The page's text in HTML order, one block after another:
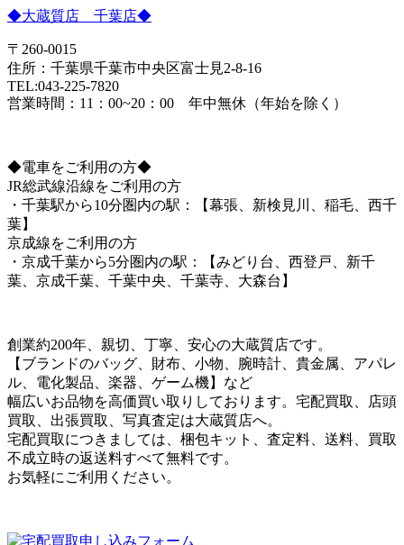
◆大蔵質店 千葉店◆
〒260-0015
住所：千葉県千葉市中央区富士見2-8-16
TEL:043-225-7820
営業時間：11：00~20：00 年中無休（年始を除く）
◆電車をご利用の方◆
JR総武線沿線をご利用の方
・千葉駅から10分圏内の駅：【幕張、新検見川、稲毛、西千
葉】
京成線をご利用の方
・京成千葉から5分圏内の駅：【みどり台、西登戸、新千
葉、京成千葉、千葉中央、千葉寺、大森台】
創業約200年、親切、丁寧、安心の大蔵質店です。
【ブランドのバッグ、財布、小物、腕時計、貴金属、アパレ
ル、電化製品、楽器、ゲーム機】など
幅広いお品物を高価買い取りしております。宅配買取、店頭
買取、出張買取、写真査定は大蔵質店へ。
宅配買取につきましては、梱包キット、査定料、送料、買取
不成立時の返送料すべて無料です。
お気軽にご利用ください。